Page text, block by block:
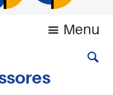
Canais
Menu